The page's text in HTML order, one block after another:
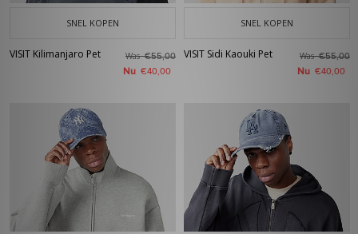
SNEL KOPEN
VISIT Kilimanjaro Pet Was€55,00
Nu €40,00
SNEL KOPEN
VISIT Sidi Kaouki Pet Was€55,00
Nu €40,00